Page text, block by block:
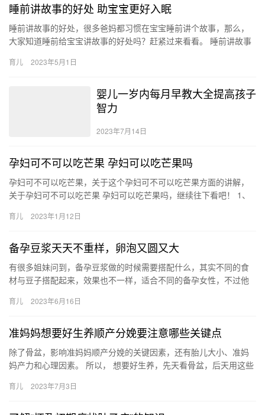
睡前讲故事的好处 助宝宝更好入眠
睡前讲故事的好处，很多爸妈都习惯在宝宝睡前讲个故事，那么，
大家知道睡前给宝宝讲故事的好处吗？赶紧过来看看。 睡前讲故事
看…
育儿 2023年5月1日
婴儿一岁内每月早教大全提高孩子
智力
2023年7月14日
孕妇可不可以吃芒果 孕妇可以吃芒果吗
孕妇可不可以吃芒果，关于这个孕妇可不可以吃芒果方面的讲解，
关于孕妇可不可以吃芒果 孕妇可以吃芒果吗，继续往下看吧！ 1、
妇…
育儿 2023年1月12日
备孕豆浆天天不重样，卵泡又圆又大
有很多姐妹问到，备孕豆浆做的时候需要搭配什么，其实不同的食
材与豆子搭配起来，效果也不一样，适合不同的备孕女性，不过他
做的…
育儿 2023年6月16日
准妈妈想要好生养顺产分娩要注意哪些关键点
除了骨盆，影响准妈妈顺产分娩的关键因素，还有胎儿大小、准妈
妈产力和心理因素。 所以， 想要好生养，先天看骨盆，后天用这些
育儿 2023年7月3日